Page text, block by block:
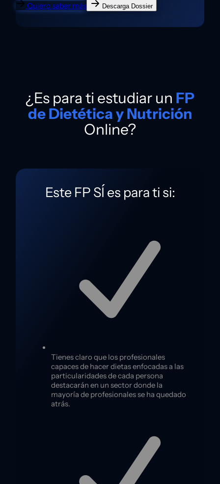
Quiero saber más Descarga Dossier
¿Es para ti estudiar un FP
de Dietética y Nutrición
Online?
Este FP SÍ es para ti si:
Tienes claro que los profesionales
capaces de hacer dietas enfocadas a las
particularidades de cada persona
destacarán en un sector donde la
mayoría de profesionales se ha quedado
atrás.